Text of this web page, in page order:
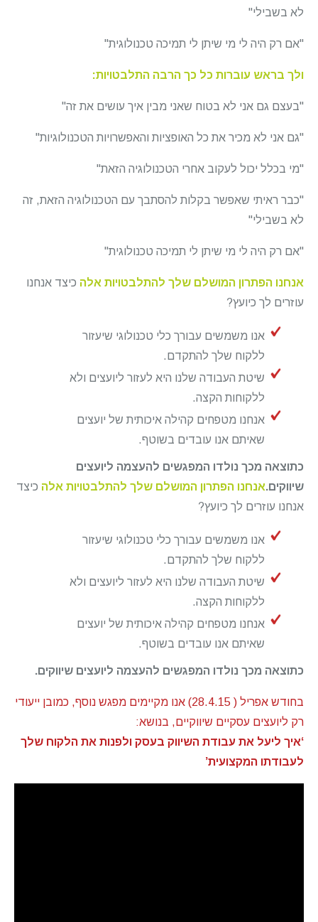
לא בשבילי"
"אם רק היה לי מי שיתן לי תמיכה טכנולוגית"
ולך בראש עוברות כל כך הרבה התלבטויות:
"בעצם גם אני לא בטוח שאני מבין איך עושים את זה"
"גם אני לא מכיר את כל האופציות והאפשרויות הטכנולוגיות"
"מי בכלל יכול לעקוב אחרי הטכנולוגיה הזאת"
"כבר ראיתי שאפשר בקלות להסתבך עם הטכנולוגיה הזאת, זה
לא בשבילי"
"אם רק היה לי מי שיתן לי תמיכה טכנולוגית"
אנחנו הפתרון המושלם שלך להתלבטויות אלה כיצד אנחנו
עוזרים לך כיועץ?
אנו משמשים עבורך כלי טכנולוגי שיעזור
ללקוח שלך להתקדם.
שיטת העבודה שלנו היא לעזור ליועצים ולא
ללקוחות הקצה.
אנחנו מטפחים קהילה איכותית של יועצים
שאיתם אנו עובדים בשוטף.
כתוצאה מכך נולדו המפגשים להעצמה ליועצים
שיווקים.אנחנו הפתרון המושלם שלך להתלבטויות אלה כיצד
אנחנו עוזרים לך כיועץ?
אנו משמשים עבורך כלי טכנולוגי שיעזור
ללקוח שלך להתקדם.
שיטת העבודה שלנו היא לעזור ליועצים ולא
ללקוחות הקצה.
אנחנו מטפחים קהילה איכותית של יועצים
שאיתם אנו עובדים בשוטף.
כתוצאה מכך נולדו המפגשים להעצמה ליועצים שיווקים.
בחודש אפריל ( 28.4.15) אנו מקיימים מפגש נוסף, כמובן ייעודי
רק ליועצים עסקיים שיווקיים, בנושא:
‘איך ליעל את עבודת השיווק בעסק ולפנות את הלקוח שלך
לעבודתו המקצועית’